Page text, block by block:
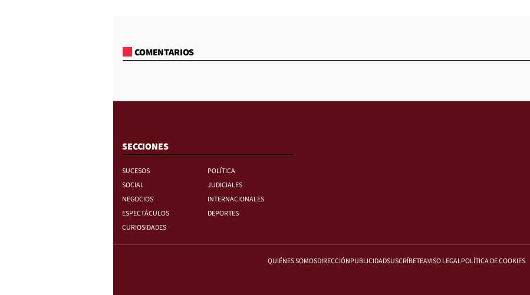
COMENTARIOS
SECCIONES
SUCESOS
POLÍTICA
SOCIAL
JUDICIALES
NEGOCIOS
INTERNACIONALES
ESPECTÁCULOS
DEPORTES
CURIOSIDADES
QUIÉNES SOMOSDIRECCIÓNPUBLICIDADSUSCRÍBETEAVISO LEGALPOLÍTICA DE COOKIES